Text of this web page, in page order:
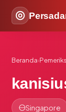
Beranda›
Singapore